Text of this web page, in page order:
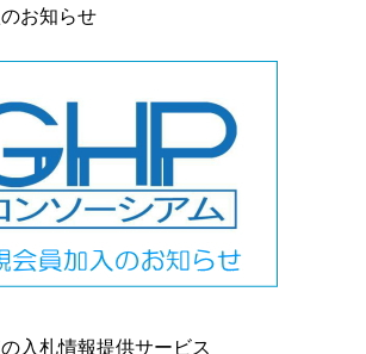
お知らせ
入札情報提供サービス